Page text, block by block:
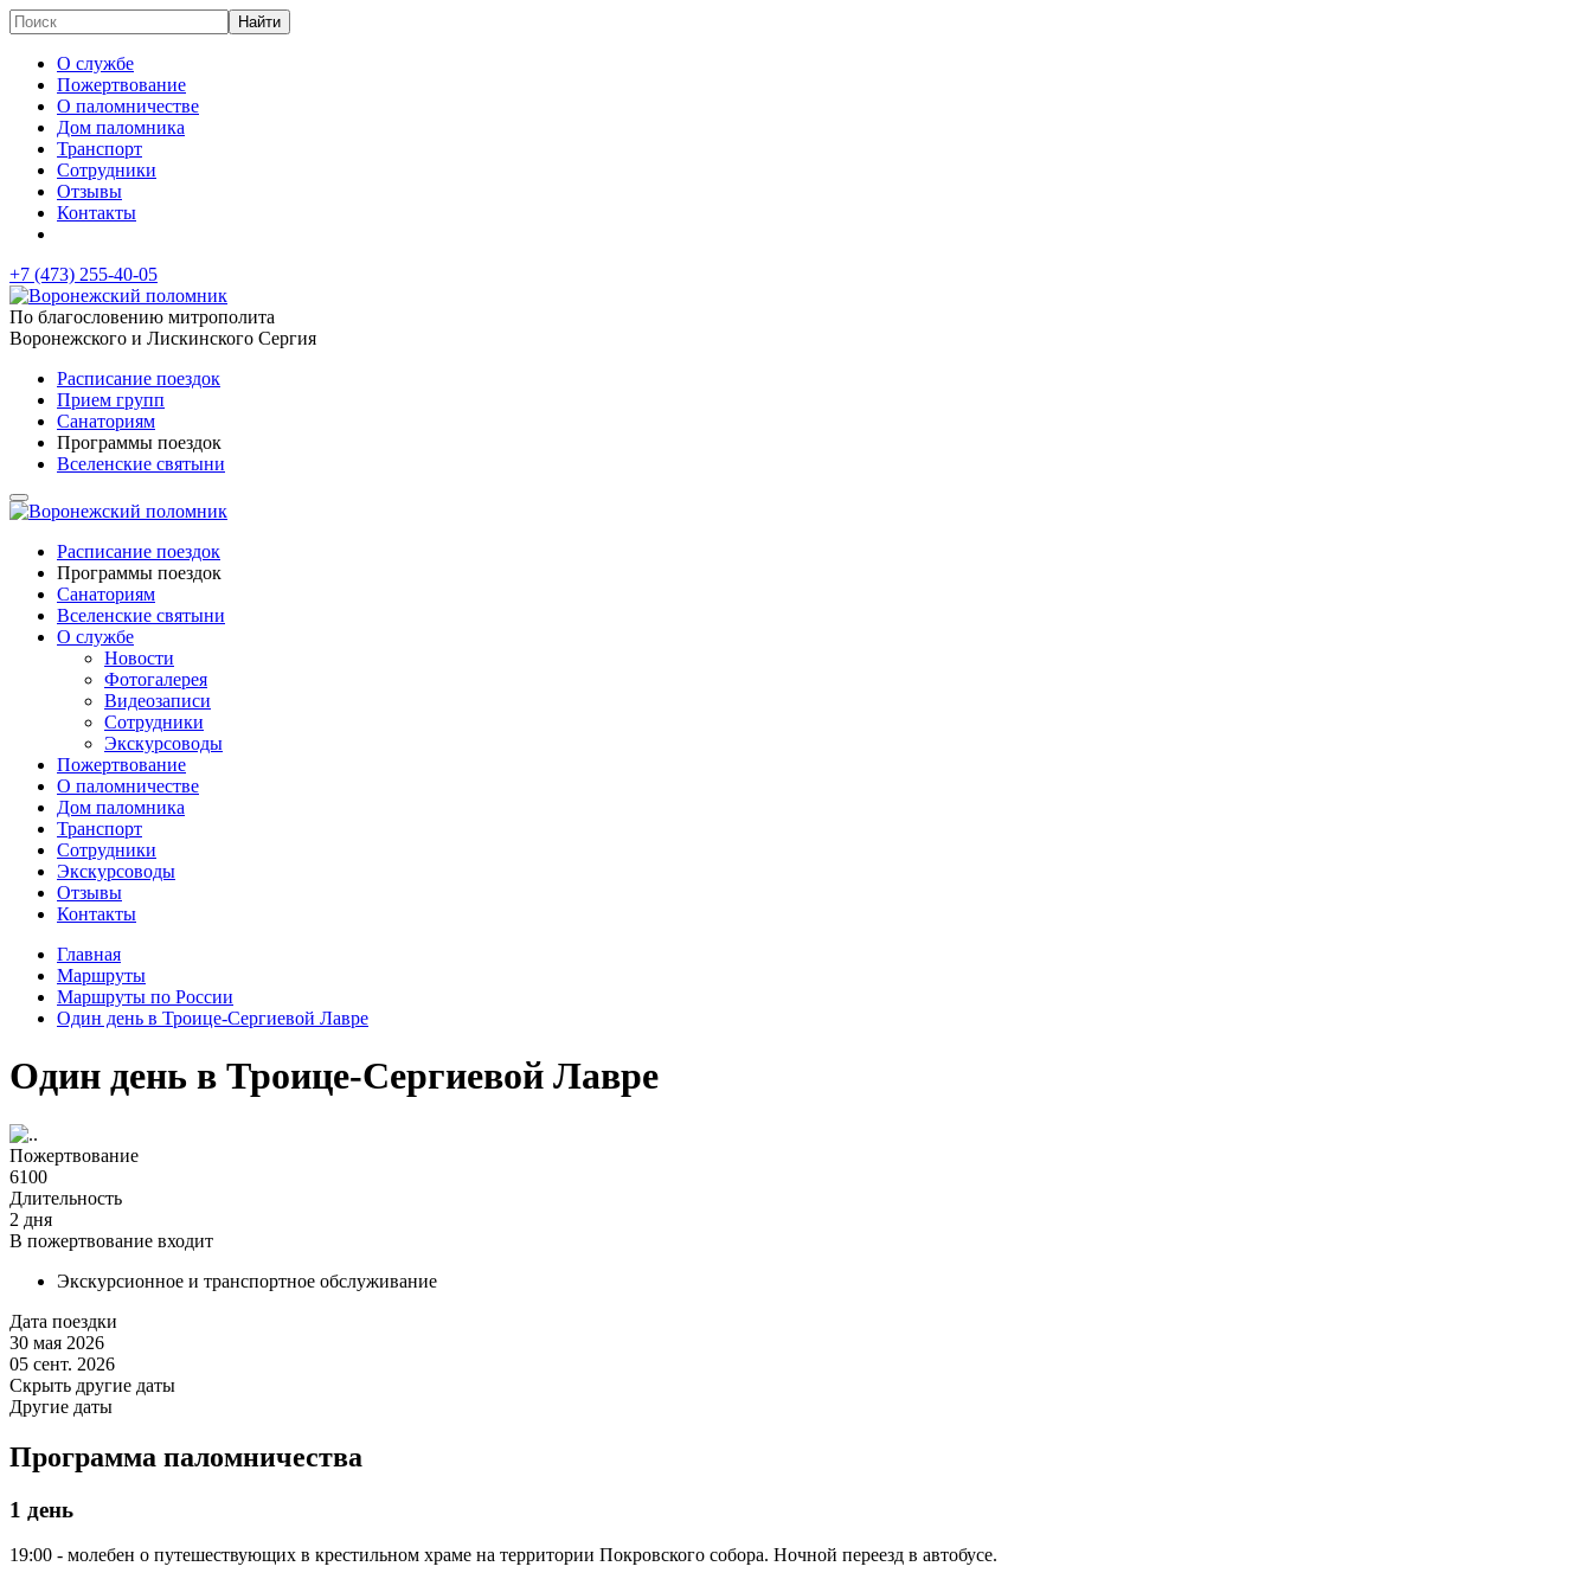
О службе
Пожертвование
О паломничестве
Дом паломника
Транспорт
Сотрудники
Отзывы
Контакты
+7 (473) 255-40-05
По благословению митрополита
Воронежского и Лискинского Сергия
Расписание поездок
Прием групп
Санаториям
Программы поездок
Вселенские святыни
Расписание поездок
Программы поездок
Санаториям
Вселенские святыни
О службе
Новости
Фотогалерея
Видеозаписи
Сотрудники
Экскурсоводы
Пожертвование
О паломничестве
Дом паломника
Транспорт
Сотрудники
Экскурсоводы
Отзывы
Контакты
Главная
Маршруты
Маршруты по России
Один день в Троице-Сергиевой Лавре
Один день в Троице-Сергиевой Лавре
Пожертвование
6100
Длительность
2 дня
В пожертвование входит
Экскурсионное и транспортное обслуживание
Дата поездки
30 мая 2026
05 сент. 2026
Скрыть другие даты
Другие даты
Программа паломничества
1 день
19:00 - молебен о путешествующих в крестильном храме на территории Покровского собора. Ночной переезд в автобусе.